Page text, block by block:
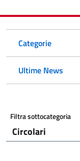
Categorie
Ultime News
Filtra sottocategoria